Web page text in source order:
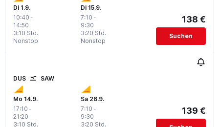
Di 1.9.
10:40 -
14:50
Nonstop
3:10 Std.
Di 15.9.
7:10 -
9:30
Nonstop
3:20 Std.
138 €
Suchen
DUS SAW
Mo 14.9.
17:10 -
21:20
3:10 Std.
Sa 26.9.
7:10 -
9:30
3:20 Std.
139 €